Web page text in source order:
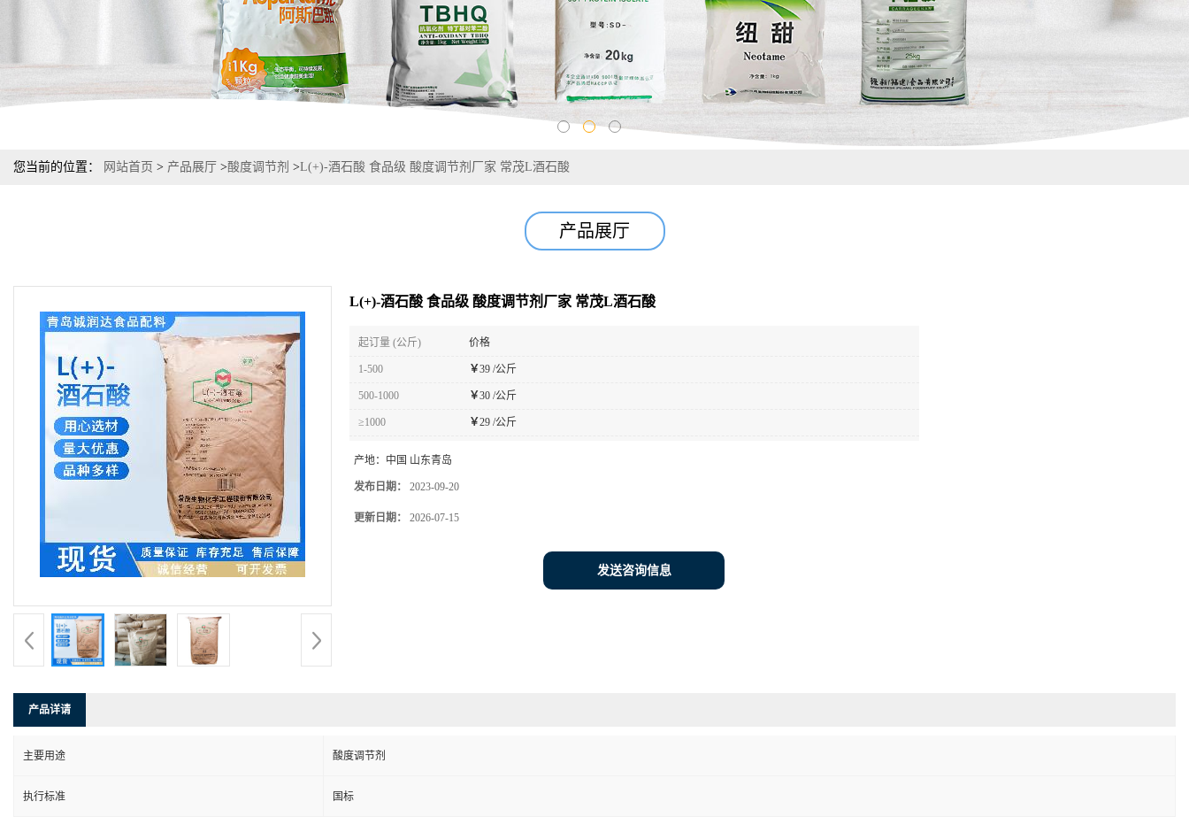
您当前的位置： 网站首页 > 产品展厅 >酸度调节剂 >L(+)-酒石酸 食品级 酸度调节剂厂家 常茂L酒石酸
产品展厅
L(+)-酒石酸 食品级 酸度调节剂厂家 常茂L酒石酸
起订量 (公斤) 价格
1-500 ￥39 /公斤
500-1000 ￥30 /公斤
≥1000 ￥29 /公斤
产地： 中国 山东青岛
发布日期： 2023-09-20
更新日期： 2026-07-15
发送咨询信息
产品详请
主要用途 酸度调节剂
执行标准 国标